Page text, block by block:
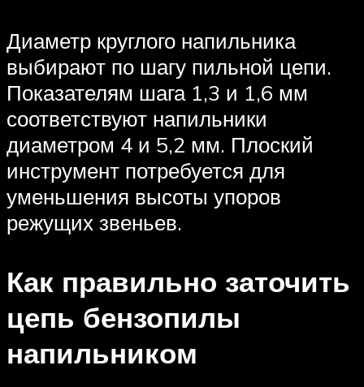
Диаметр круглого напильника
выбирают по шагу пильной цепи.
Показателям шага 1,3 и 1,6 мм
соответствуют напильники
диаметром 4 и 5,2 мм. Плоский
инструмент потребуется для
уменьшения высоты упоров
режущих звеньев.
Как правильно заточить
цепь бензопилы
напильником